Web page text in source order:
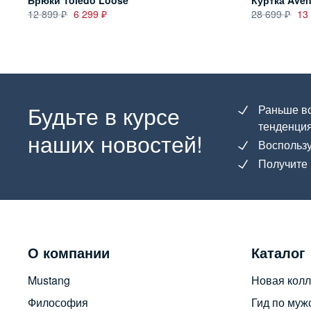
12 899
6 299
28 699
Будьте в курсе
наших новостей!
Раньше
Получите
О компании
Mustang
Философия
Каталог
Новая
Гид по